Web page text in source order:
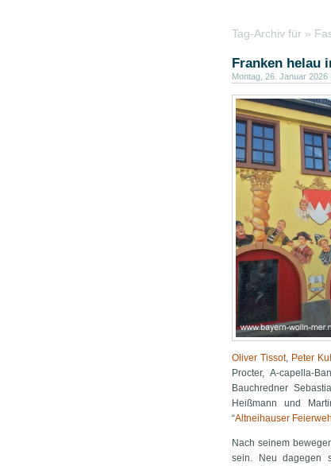
Tag-Archiv für »
Franken helau
Montag, 26. Januar 2026
Oliver Tissot, Peter
Procter, A-capella-
Bauchredner
Heißmann und
“Altneihauser
Nach seinem
sein. Neu dagegen